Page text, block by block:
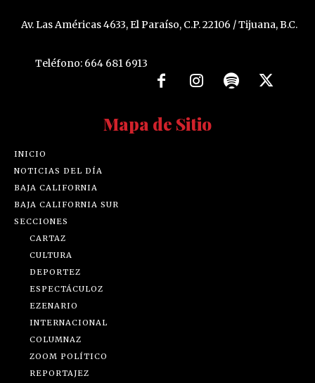
Av. Las Américas 4633, El Paraíso, C.P. 22106 / Tijuana, B.C.
Teléfono: 664 681 6913
Mapa de Sitio
INICIO
NOTICIAS DEL DÍA
BAJA CALIFORNIA
BAJA CALIFORNIA SUR
SECCIONES
CARTAZ
CULTURA
DEPORTEZ
ESPECTÁCULOZ
EZENARIO
INTERNACIONAL
COLUMNAZ
ZOOM POLÍTICO
REPORTAJEZ